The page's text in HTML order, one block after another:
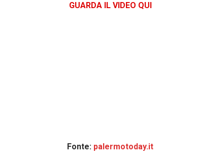
GUARDA IL VIDEO QUI
Fonte: palermotoday.it